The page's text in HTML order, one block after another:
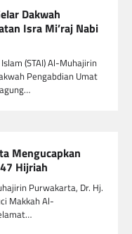
Dakwah
Isra Mi’raj Nabi
(STAI) Al-Muhajirin
Pengabdian Umat
Mengucapkan
Hijriah
Purwakarta, Dr. Hj.
Makkah Al-